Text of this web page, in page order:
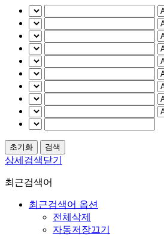
상세검색닫기
최근검색어
최근검색어 옵션
전체삭제
자동저장끄기